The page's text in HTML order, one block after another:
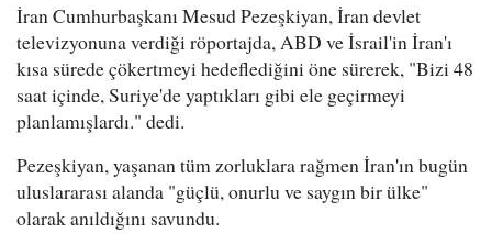
İran Cumhurbaşkanı Mesud Pezeşkiyan, İran devlet
televizyonuna verdiği röportajda, ABD ve İsrail'in İran'ı
kısa sürede çökertmeyi hedeflediğini öne sürerek, "Bizi 48
saat içinde, Suriye'de yaptıkları gibi ele geçirmeyi
planlamışlardı." dedi.
Pezeşkiyan, yaşanan tüm zorluklara rağmen İran'ın bugün
uluslararası alanda "güçlü, onurlu ve saygın bir ülke"
olarak anıldığını savundu.